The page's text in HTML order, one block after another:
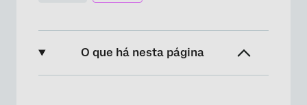
O que há nesta página